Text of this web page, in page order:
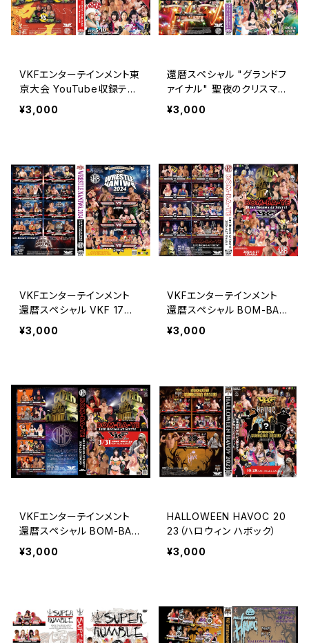
VKFエンターテインメント東
京大会 YouTube収録テー
ピングマッチ "SUPER RU
MBLE 2025" TOKYO SQ
¥3,000
還暦スペシャル "グランドフ
ァイナル" 聖夜のクリスマス
大決戦
¥3,000
VKFエンターテインメント
還暦スペシャル VKF 17周
年記念大会 WRESTLE NA
NIWA 2024
¥3,000
VKFエンターテインメント
還暦スペシャル BOM-BA-
YE Life Begins At Sixty! i
n OSAKA
¥3,000
VKFエンターテインメント
還暦スペシャル BOM-BA-
YE Life Begins At Sixty! i
n TOKYO
¥3,000
HALLOWEEN HAVOC 20
23（ハロウィン ハボック）
¥3,000